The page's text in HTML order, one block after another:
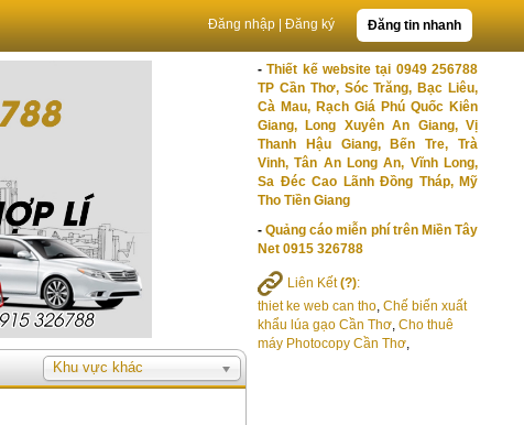
Đăng tin nhanh
Đăng nhập Đăng ký
-Thiết kế website tại 0949 256788
TP Cần Thơ, Sóc Trăng, Bạc Liêu,
Cà Mau, Rạch Giá Phú Quốc Kiên
Giang, Long Xuyên An Giang, Vị
Thanh Hậu Giang, Bến Tre, Trà
Vinh, Tân An Long An, Vĩnh Long,
Sa Đéc Cao Lãnh Đồng Tháp, Mỹ
Tho Tiền Giang
-Quảng cáo miễn phí trên Miền Tây
Net 0915 326788
Liên Kết(?):
thiet ke web can tho, Chế biến xuất
khẩu lúa gạo Cần Thơ, Cho thuê
máy Photocopy Cần Thơ,
Khu vực khác